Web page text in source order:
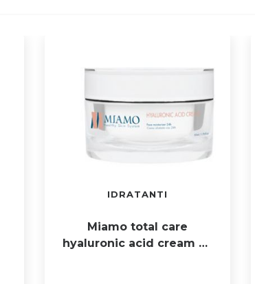
IDRATANTI
Miamo total care
hyaluronic acid cream 50